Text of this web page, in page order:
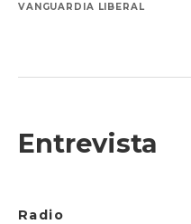
VANGUARDIA LIBERAL
Entrevista
Radio